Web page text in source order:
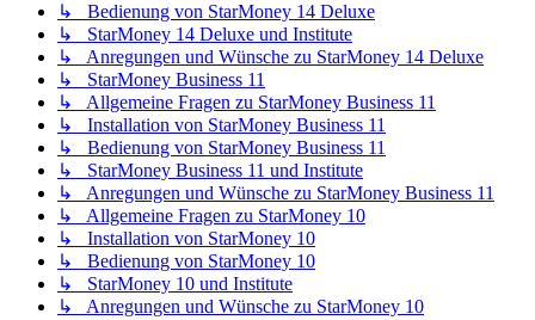
↳ Bedienung von StarMoney 14 Deluxe
↳ StarMoney 14 Deluxe und Institute
↳ Anregungen und Wünsche zu StarMoney 14 Deluxe
↳ StarMoney Business 11
↳ Allgemeine Fragen zu StarMoney Business 11
↳ Installation von StarMoney Business 11
↳ Bedienung von StarMoney Business 11
↳ StarMoney Business 11 und Institute
↳ Anregungen und Wünsche zu StarMoney Business 11
↳ Allgemeine Fragen zu StarMoney 10
↳ Installation von StarMoney 10
↳ Bedienung von StarMoney 10
↳ StarMoney 10 und Institute
↳ Anregungen und Wünsche zu StarMoney 10